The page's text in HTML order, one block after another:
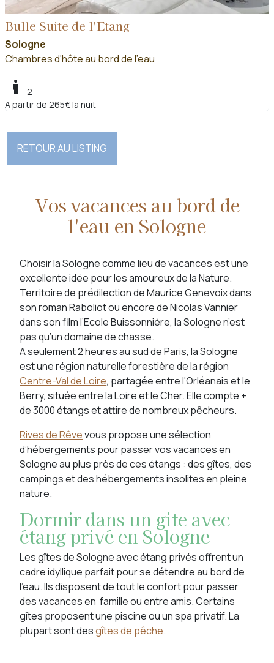
Vos vacances au bord de
l'eau en Sologne
Choisir la Sologne comme lieu de vacances est une
excellente idée pour les amoureux de la Nature.
Territoire de prédilection de Maurice Genevoix dans
son roman Raboliot ou encore de Nicolas Vannier
dans son film l’Ecole Buissonnière, la Sologne n’est
pas qu’un domaine de chasse.
A seulement 2 heures au sud de Paris, la Sologne
est une région naturelle forestière de la région
Centre-Val de Loire, partagée entre l'Orléanais et le
Berry, située entre la Loire et le Cher. Elle compte +
de 3000 étangs et attire de nombreux pêcheurs.
Rives de Rêvevous propose une sélection
d’hébergements pour passer vos vacances en
Sologne au plus près de ces étangs : des gîtes, des
campings et des hébergements insolites en pleine
nature.
Dormir dans un gite avec
étang privé en Sologne
Les gîtes de Sologne avec étang privés offrent un
cadre idyllique parfait pour se détendre au bord de
l’eau. Ils disposent de tout le confort pour passer
des vacances en famille ou entre amis. Certains
gîtes proposent une piscine ou un spa privatif. La
plupart sont desgîtes de pêche.
Bulle Suite de l'Etang
Sologne
Chambres d'hôte au bord de l'eau
boy
2
A partir de 265€ la nuit
RETOUR AU LISTING